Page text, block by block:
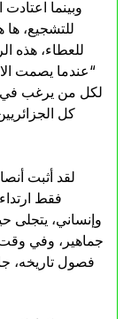
وبينما
للتشجيع، ها
للعطاء، هذه
“عندما يصمت
لكل من يرغب في
كل
لقد أثبت
فقط
وإنساني،
جماهير، وفي
فصول تاريخه،